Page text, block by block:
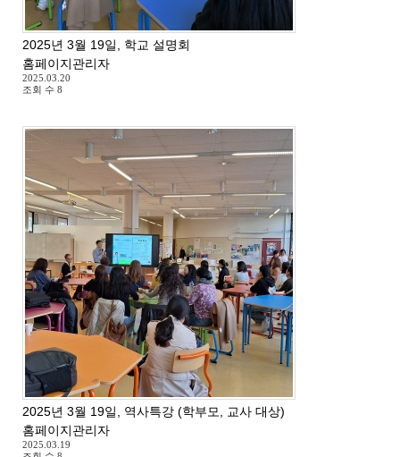
2025년 3월 19일, 학교 설명회
홈페이지관리자
2025.03.20
조회 수 8
2025년 3월 19일, 역사특강 (학부모, 교사 대상)
홈페이지관리자
2025.03.19